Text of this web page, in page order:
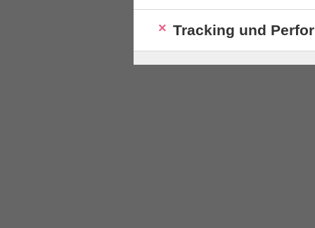
Tracking und